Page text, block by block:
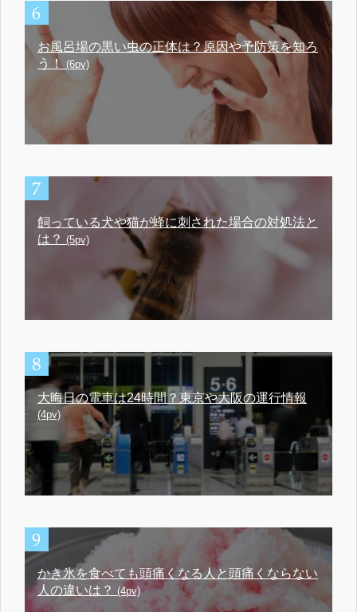
お風呂場の黒い虫の正体は？原因や予防策を知ろ
う！ (6pv)
飼っている犬や猫が蜂に刺された場合の対処法と
は？ (5pv)
大晦日の電車は24時間？東京や大阪の運行情報
(4pv)
かき氷を食べても頭痛くなる人と頭痛くならない
人の違いは？ (4pv)